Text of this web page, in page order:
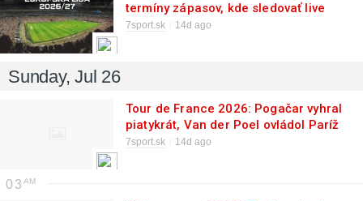
termíny zápasov, kde sledovať live
prenosy
7sport.sk 14d ago
Sunday, Jul 26
Tour de France 2026: Pogačar vyhral
piatykrát, Van der Poel ovládol Paríž
7sport.sk 14d ago
03